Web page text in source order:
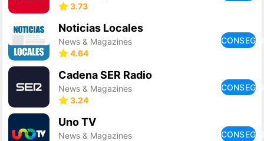
3.73
Noticias Locales
News & Magazines
4.64
Cadena SER Radio
News & Magazines
3.24
Uno TV
News & Magazines